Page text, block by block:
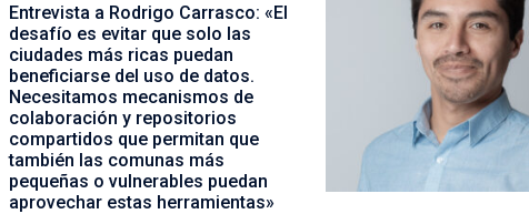
Entrevista a Rodrigo Carrasco: «El
desafío es evitar que solo las
ciudades más ricas puedan
beneficiarse del uso de datos.
Necesitamos mecanismos de
colaboración y repositorios
compartidos que permitan que
también las comunas más
pequeñas o vulnerables puedan
aprovechar estas herramientas»